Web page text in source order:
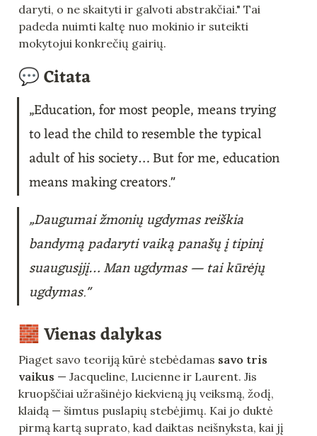
daryti, o ne skaityti ir galvoti abstrakčiai." Tai
padeda nuimti kaltę nuo mokinio ir suteikti
mokytojui konkrečių gairių.
💬 Citata
„Education, for most people, means trying
to lead the child to resemble the typical
adult of his society… But for me, education
means making creators."
„Daugumai žmonių ugdymas reiškia
bandymą padaryti vaiką panašų į tipinį
suaugusįjį… Man ugdymas — tai kūrėjų
ugdymas."
🧱 Vienas dalykas
Piaget savo teoriją kūrė stebėdamas savo tris
vaikus — Jacqueline, Lucienne ir Laurent. Jis
kruopščiai užrašinėjo kiekvieną jų veiksmą, žodį,
klaidą — šimtus puslapių stebėjimų. Kai jo duktė
pirmą kartą suprato, kad daiktas neišnyksta, kai jį